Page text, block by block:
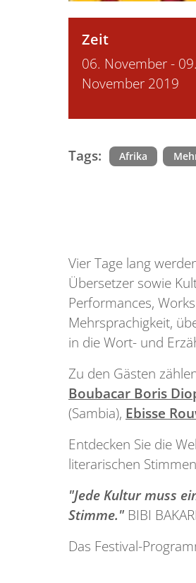
Zeit
06. November - 09.
November 2019
Tags: Afrika
Vier Tage lang
Übersetzer sowie
Performances,
Mehrsprachigkeit,
in die Wort- und
Zu den Gästen
Boubacar Boris
(Sambia), Ebisse
Entdecken Sie die
literarischen
"Jede Kultur muss
Stimme." BIBI
Das Festival-